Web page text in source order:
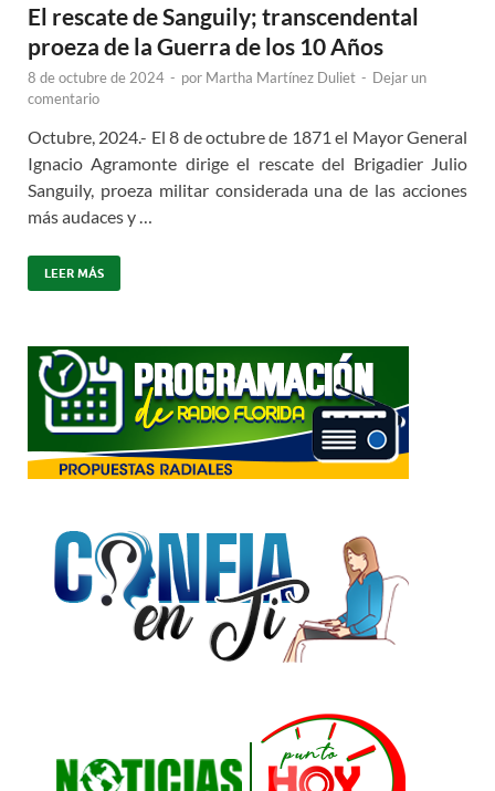
El rescate de Sanguily; transcendental
proeza de la Guerra de los 10 Años
8 de octubre de 2024 - por Martha Martínez Duliet - Dejar un
comentario
Octubre, 2024.- El 8 de octubre de 1871 el Mayor General
Ignacio Agramonte dirige el rescate del Brigadier Julio
Sanguily, proeza militar considerada una de las acciones
más audaces y …
LEER MÁS